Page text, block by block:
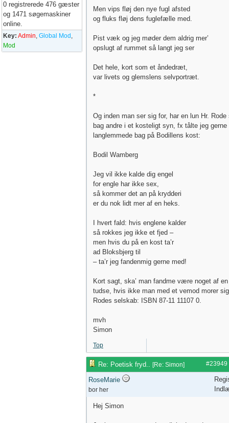
0 registrerede 476 gæster
og 1471 søgemaskiner
online.
Key: Admin, Global Mod ,
Mod
Men vips fløj den nye fugl afsted
og fluks fløj dens fuglefælle med.
Pist væk og jeg møder dem aldrig mer’
opslugt af rummet så langt jeg ser
Det hele, kort som et åndedræt,
var livets og glemslens selvportræt.
*
Og inden man ser sig for, har en lun Hr.
bag andre i et kosteligt syn, fx tålte jeg
langlemmede bag på Bodillens kost:
Bodil Wamberg
Jeg vil ikke kalde dig engel
for engle har ikke sex,
så kommer det an på krydderi
er du nok lidt mer af en heks.
I hvert fald: hvis englene kalder
så rokkes jeg ikke et fjed –
men hvis du på en kost ta’r
ad Bloksbjerg til
– ta’r jeg fandenmig gerne med!
Kort sagt, ska’ man fandme være noget af
tudse, hvis ikke man med et vemod morer
Rodes selskab: ISBN 87-11 11107 0.
mvh
Simon
Top
#23949
Re: Poetisk fryd.. [Re: Simon]
RoseMarie
bor her
Hej Simon